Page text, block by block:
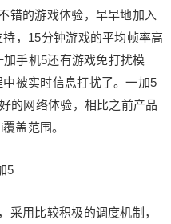
的游戏体验，早早地加入
，15分钟游戏的平均帧率高
手机5还有游戏免打扰模
被实时信息打扰了。一加5
的网络体验，相比之前产品
盖范围。
用比较积极的调度机制，